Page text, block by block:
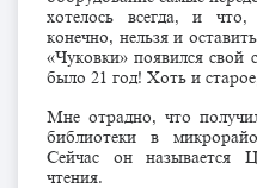
хотелось всегда, и
конечно, нельзя и
«Чуковки» появился свой
было 21 год! Хоть и
Мне отрадно, что
библиотеки в
Сейчас он называется
чтения.